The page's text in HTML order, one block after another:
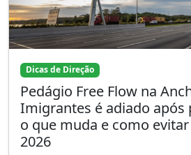
Dicas de Direção
Pedágio Free Flow na
Imigrantes é adiado após
o que muda e como
2026